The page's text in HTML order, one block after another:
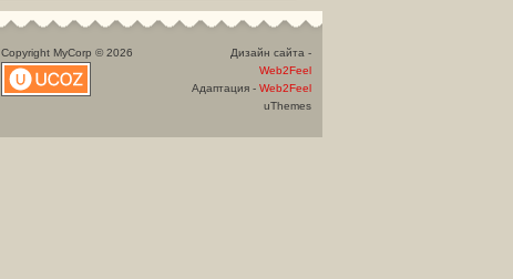
Copyright MyCorp © 2026
Дизайн сайта -
Web2Feel
Адаптация - Web2Feel
uThemes